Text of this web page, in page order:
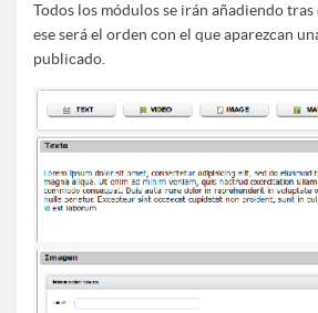
Todos los módulos se irán añadiendo
ese será el orden con el que aparezcan
publicado.